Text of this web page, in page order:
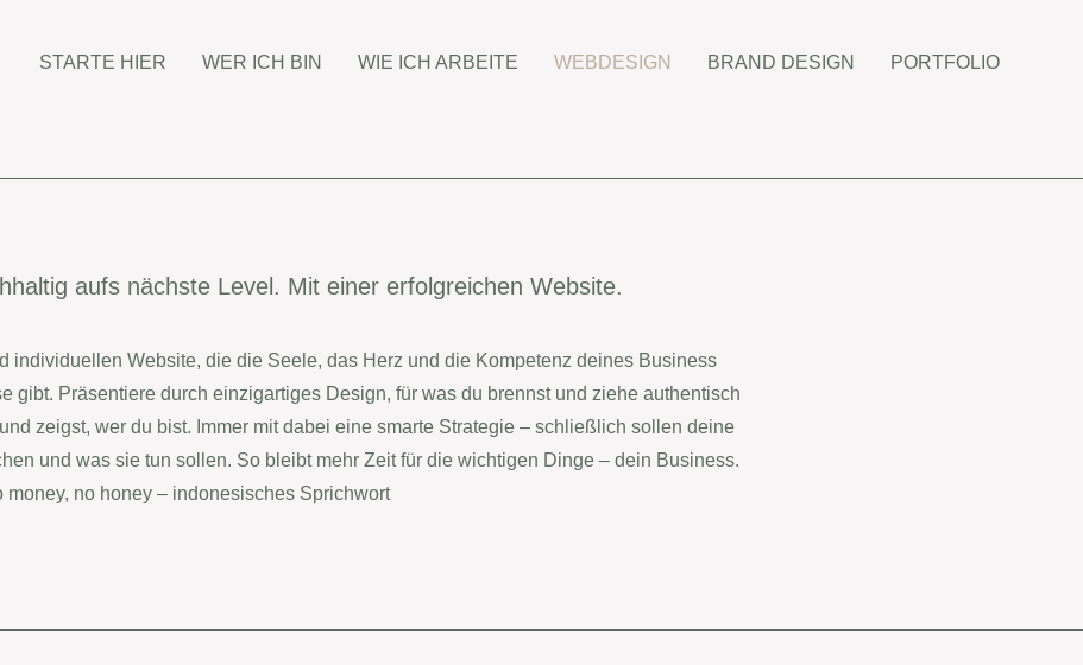
STARTE HIER WER ICH BIN WIE ICH ARBEITE WEBDESIGN BRAND DESIGN PORTFOLIO
aufs nächste Level. Mit einer erfolgreichen Website.
individuellen Website, die die Seele, das Herz und die Kompetenz deines Business
gibt. Präsentiere durch einzigartiges Design, für was du brennst und ziehe authentisch
zeigst, wer du bist. Immer mit dabei eine smarte Strategie – schließlich sollen deine
und was sie tun sollen. So bleibt mehr Zeit für die wichtigen Dinge – dein Business.
money, no honey – indonesisches Sprichwort